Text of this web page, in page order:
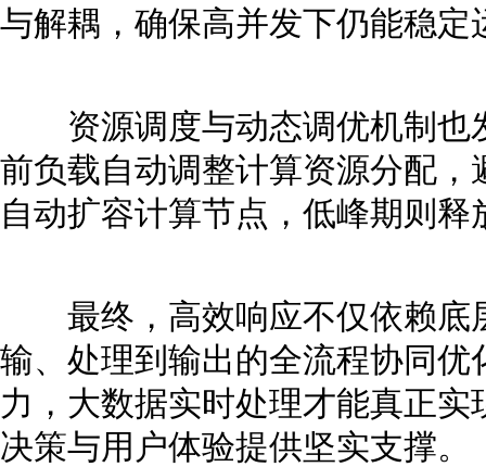
与解耦，确保高并发下仍能稳定
资源调度与动态调优机制也
前负载自动调整计算资源分配
自动扩容计算节点，低峰期则
最终，高效响应不仅依赖底
输、处理到输出的全流程协同
力，大数据实时处理才能真正
决策与用户体验提供坚实支撑。